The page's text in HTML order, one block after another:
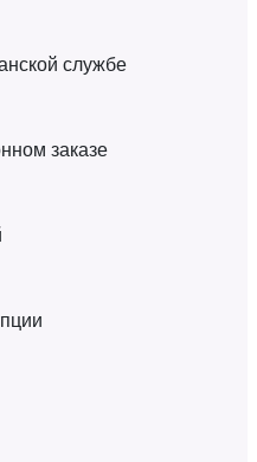
службе
заказе